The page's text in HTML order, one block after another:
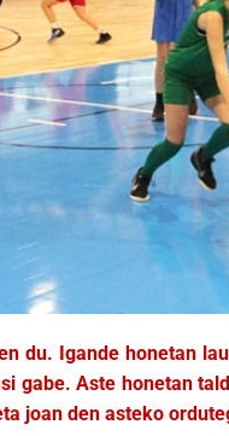
du. Igande honetan
gabe. Aste honetan
joan den asteko